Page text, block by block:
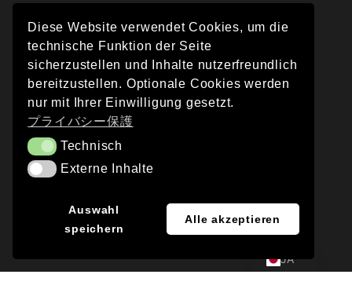
インプレス
プライバシー保護
© 2026 DAY & LIGHT | ウェブサイト：
OPEN VISOR
JA
DE
EN
Diese Website verwendet Cookies, um die
technische Funktion der Seite
sicherzustellen und Inhalte nutzerfreundlich
bereitzustellen. Optionale Cookies werden
nur mit Ihrer Einwilligung gesetzt.
プライバシー保護
TechnischTechnisch
Externe Inhalte
Externe Inhalte
Auswahl
speichern
Alle akzeptieren